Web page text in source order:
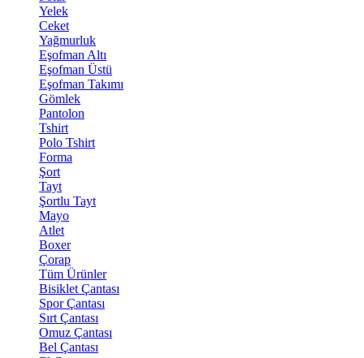
Yelek
Ceket
Yağmurluk
Eşofman Altı
Eşofman Üstü
Eşofman Takımı
Gömlek
Pantolon
Tshirt
Polo Tshirt
Forma
Şort
Tayt
Şortlu Tayt
Mayo
Atlet
Boxer
Çorap
Tüm Ürünler
Bisiklet Çantası
Spor Çantası
Sırt Çantası
Omuz Çantası
Bel Çantası